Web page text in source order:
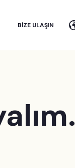
BIZE ULAŞIN